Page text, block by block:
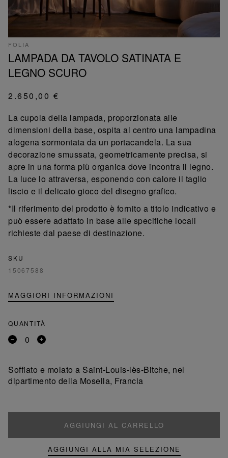
FOLIA
LAMPADA DA TAVOLO SATINATA E
LEGNO SCURO
2.650,00 €
La cupola della lampada, proporzionata alle
dimensioni della base, ospita al centro una lampadina
alogena sormontata da un portacandela. La sua
decorazione smussata, geometricamente precisa, si
apre in una forma più organica dove incontra il legno.
La luce lo attraversa, esponendo con calore il taglio
liscio e il delicato gioco del disegno grafico.
*Il riferimento del prodotto è fornito a titolo indicativo e
può essere adattato in base alle specifiche locali
richieste dal paese di destinazione.
SKU
15067588
MAGGIORI INFORMAZIONI
QUANTITÀ
Rimuovi
Aggiungi
Soffiato e molato a Saint-Louis-lès-Bitche, nel
dipartimento della Mosella, Francia
AGGIUNGI AL CARRELLO
AGGIUNGI ALLA MIA SELEZIONE